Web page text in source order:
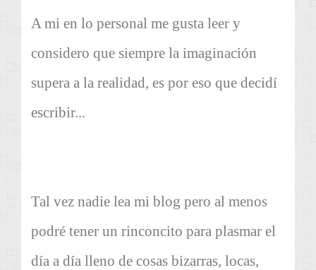
A mi en lo personal me gusta leer y
considero que siempre la imaginación
supera a la realidad, es por eso que decidí
escribir...
Tal vez nadie lea mi blog pero al menos
podré tener un rinconcito para plasmar el
día a día lleno de cosas bizarras, locas,